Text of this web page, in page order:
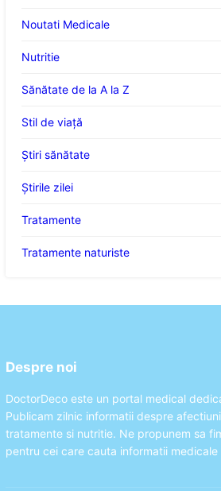
Noutati Medicale
Nutritie
Sănătate de la A la Z
Stil de viaţă
Ştiri sănătate
Știrile zilei
Tratamente
Tratamente naturiste
Despre noi
DoctorDeco este un portal medical
Publicam zilnic informatii despre
tratamente si nutritie. Ne propunem sa
pentru cei care cauta informatii